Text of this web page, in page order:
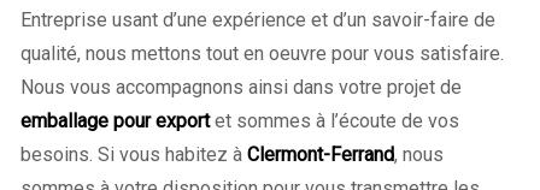
Entreprise usant d’une expérience et d’un savoir-faire de
qualité, nous mettons tout en oeuvre pour vous satisfaire.
Nous vous accompagnons ainsi dans votre projet de
emballage pour exportet sommes à l’écoute de vos
besoins. Si vous habitez à Clermont-Ferrand, nous